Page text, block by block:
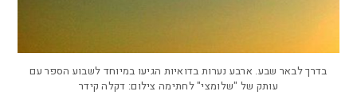
בדרך לבאר שבע. ארבע נערות בדואיות הגיעו במיוחד לשבוע הספר עם
עותק של "שלומצי" לחתימה צילום: דקלה קידר